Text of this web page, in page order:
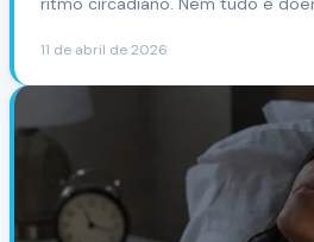
intervenções.
11 de abril de 2026